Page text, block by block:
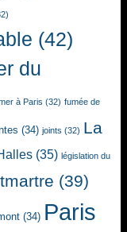
(42)
du
à Paris (32) fumée de
(34) joints (32) La
(35) législation du
(39)
(34) Paris